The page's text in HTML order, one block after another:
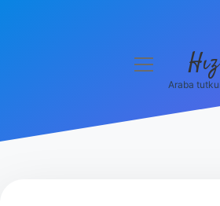
menüyü
Araba